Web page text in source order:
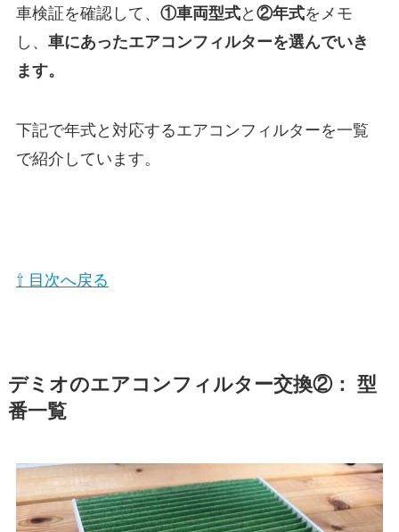
車検証を確認して、 ①車両型式と ②年式をメモ
し、 車にあったエアコンフィルターを選んでいき
ます。
下記で年式と対応するエアコンフィルターを一覧
で紹介しています。
⇧ 目次へ戻る
デミオのエアコンフィルター交換②： 型
番一覧